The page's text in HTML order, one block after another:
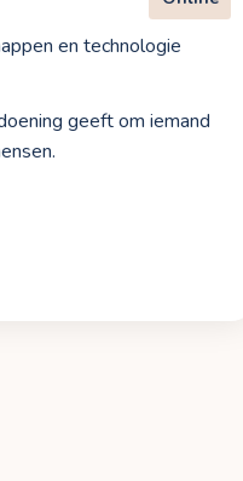
en technologie
geeft om iemand